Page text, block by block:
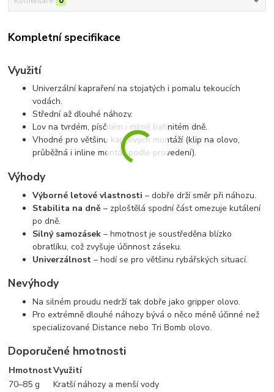
Kompletní specifikace
Využití
Univerzální kapraření na stojatých i pomalu tekoucích
vodách.
Střední až dlouhé náhozy.
Lov na tvrdém, písčitém i mírně bahnitém dně.
Vhodné pro většinu kaprových montáží (klip na olovo,
průběžná i inline montáž podle provedení).
Výhody
Výborné letové vlastnosti – dobře drží směr při náhozu.
Stabilita na dně – zploštělá spodní část omezuje kutálení
po dně.
Silný samozásek – hmotnost je soustředěna blízko
obratlíku, což zvyšuje účinnost záseku.
Univerzálnost – hodí se pro většinu rybářských situací.
Nevýhody
Na silném proudu nedrží tak dobře jako gripper olovo.
Pro extrémně dlouhé náhozy bývá o něco méně účinné než
specializované Distance nebo Tri Bomb olovo.
Doporučené hmotnosti
HmotnostVyužití
70–85 g
Kratší náhozy a menší vody